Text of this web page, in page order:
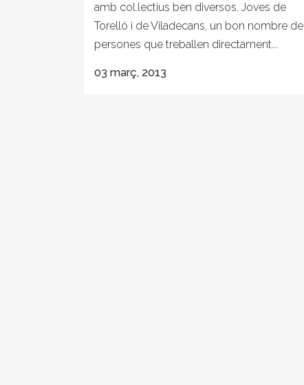
amb col.lectius ben diversos. Joves de
Torelló i de Viladecans, un bon nombre de
persones que treballen directament...
03 març, 2013